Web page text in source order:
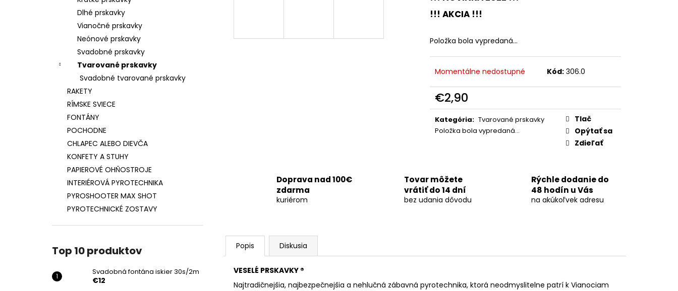
Dlhé prskavky
Vianočné prskavky
Neónové prskavky
Svadobné prskavky
Tvarované prskavky
Svadobné tvarované prskavky
RAKETY
RÍMSKE SVIECE
FONTÁNY
POCHODNE
CHLAPEC ALEBO DIEVČA
KONFETY A STUHY
PAPIEROVÉ OHŇOSTROJE
INTERIÉROVÁ PYROTECHNIKA
PYROSHOOTER MAX SHOT
PYROTECHNICKÉ ZOSTAVY
Top 10 produktov
Svadobná fontána iskier 30s/2m
€12
!!! AKCIA !!!
Položka bola vypredaná…
Momentálne nedostupné Kód: 306.0
€2,90
Jednotková
cena:
Kategória: Tvarované prskavky
Položka bola vypredaná…
Tlač
Opýtať sa
Zdieľať
Doprava nad 100€
zdarma
kuriérom
Tovar môžete
vrátiť do 14 dní
bez udania dôvodu
Rýchle dodanie do
48 hodín u Vás
na akúkoľvek adresu
Popis Diskusia
VESELÉ PRSKAVKY ®
Najtradičnejšia, najbezpečnejšia a nehlučná zábavná pyrotechnika, ktorá neodmyslitelne patrí k Vianociam
SVADOBNÁ FONTÁNA ISKIER 30S/2M
DYMOVNICA - BIELA 5KS